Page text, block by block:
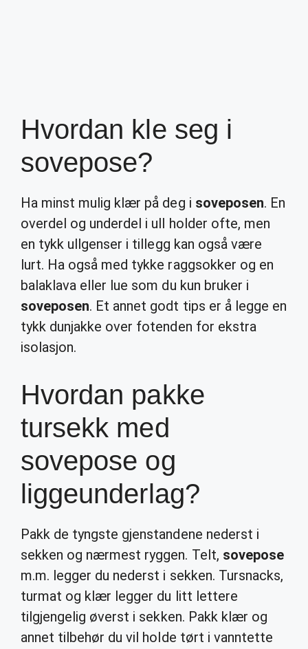
Hvordan kle seg i
sovepose?
Ha minst mulig klær på deg i soveposen. En
overdel og underdel i ull holder ofte, men
en tykk ullgenser i tillegg kan også være
lurt. Ha også med tykke raggsokker og en
balaklava eller lue som du kun bruker i
soveposen. Et annet godt tips er å legge en
tykk dunjakke over fotenden for ekstra
isolasjon.
Hvordan pakke
tursekk med
sovepose og
liggeunderlag?
Pakk de tyngste gjenstandene nederst i
sekken og nærmest ryggen. Telt, sovepose
m.m. legger du nederst i sekken. Tursnacks,
turmat og klær legger du litt lettere
tilgjengelig øverst i sekken. Pakk klær og
annet tilbehør du vil holde tørt i vanntette